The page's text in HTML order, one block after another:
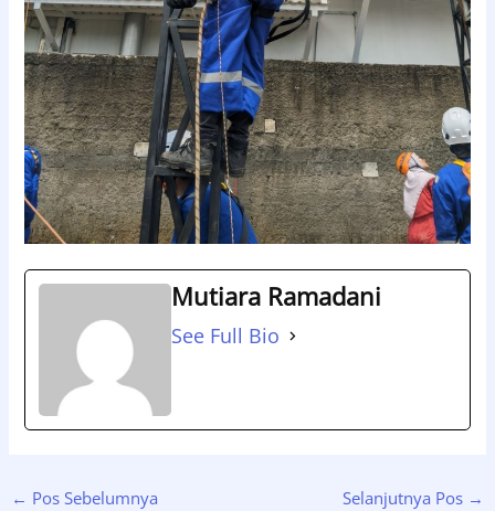
Mutiara Ramadani
See Full Bio
← Pos Sebelumnya Selanjutnya Pos →